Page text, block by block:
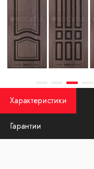
Характеристики
Гарантии